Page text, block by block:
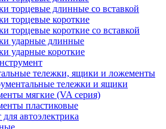
торцевые длинные со вставкой
торцевые короткие
торцевые короткие со вставкой
ударные длинные
ударные короткие
тележки, ящики и ложементы
тележки и ящики
мягкие (VA серия)
пластиковые
автоэлектрика